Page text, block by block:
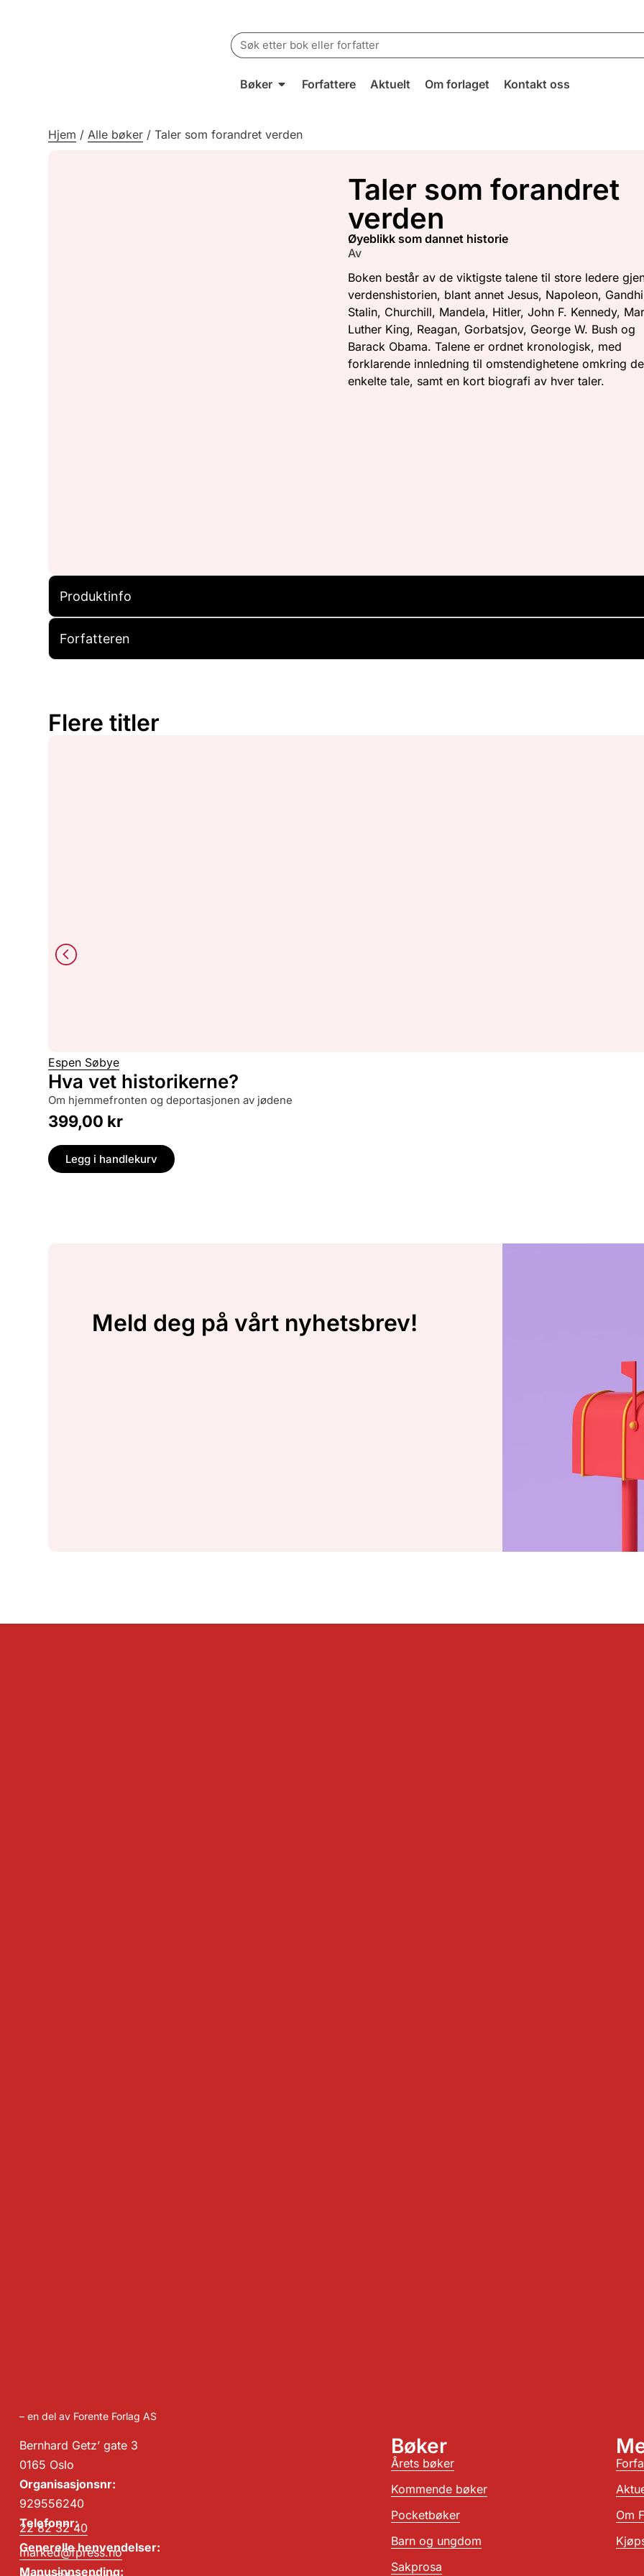
Search
for:
Bøker Forfattere Aktuelt Om forlaget Kontakt oss
Hjem /Alle bøker /Taler som forandret verden
Taler som forandret
verden
øyeblikk som dannet historie
Av
Boken består av de viktigste talene til store ledere
verdenshistorien, blant annet Jesus, Napoleon,
Stalin, Churchill, Mandela, Hitler, John F. Kennedy,
Luther King, Reagan, Gorbatsjov, George W. Bush og
Barack Obama. Talene er ordnet kronologisk, med
forklarende innledning til omstendighetene omkring
enkelte tale, samt en kort biografi av hver taler.
Produktinfo
Forfatteren
Flere titler
Espen Søbye
Hva vet historikerne?
om hjemmefronten og deportasjonen av jødene
399,00 kr
Legg i handlekurv
Meld deg på vårt nyhetsbrev!
– en del av Forente Forlag AS
Bernhard Getz’ gate 3
0165 Oslo
Organisasjonsnr:
929556240
Telefonnr:
22 82 32 40
Generelle henvendelser:
marked@fpress.no
Manusinnsending:
Bøker
Årets bøker
Kommende bøker
Pocketbøker
Barn og ungdom
Sakprosa
Om